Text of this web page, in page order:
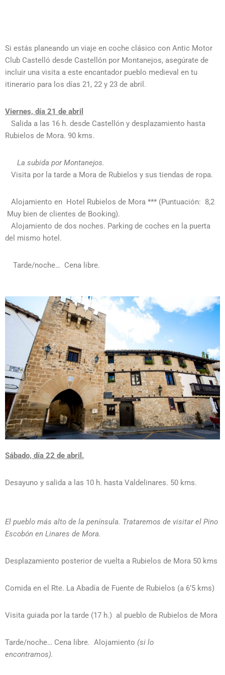
Si estás planeando un viaje en coche clásico con Antic Motor
Club Castelló desde Castellón por Montanejos, asegúrate de
incluir una visita a este encantador pueblo medieval en tu
itinerario para los días 21, 22 y 23 de abril.
Viernes, día 21 de abril
Salida a las 16 h. desde Castellón y desplazamiento hasta
Rubielos de Mora. 90 kms.
La subida por Montanejos.
Visita por la tarde a Mora de Rubielos y sus tiendas de ropa.
Alojamiento en Hotel Rubielos de Mora *** (Puntuación: 8,2
Muy bien de clientes de Booking).
Alojamiento de dos noches. Parking de coches en la puerta
del mismo hotel.
Tarde/noche… Cena libre.
Sábado, día 22 de abril.
Desayuno y salida a las 10 h. hasta Valdelinares. 50 kms.
El pueblo más alto de la península. Trataremos de visitar el Pino
Escobón en Linares de Mora.
Desplazamiento posterior de vuelta a Rubielos de Mora 50 kms
Comida en el Rte. La Abadía de Fuente de Rubielos (a 6’5 kms)
Visita guiada por la tarde (17 h.) al pueblo de Rubielos de Mora
Tarde/noche… Cena libre. Alojamiento (si lo
encontramos).